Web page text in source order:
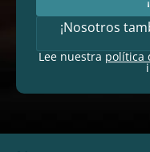
¡Nosotros
Lee nuestra política